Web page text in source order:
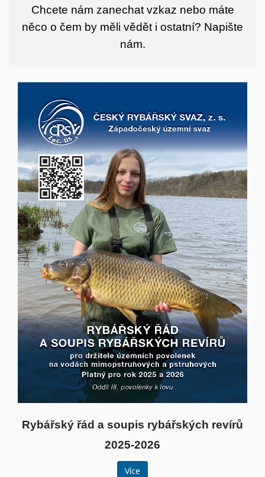
Chcete nám zanechat vzkaz nebo máte
něco o čem by měli vědět i ostatní? Napište
nám.
Rybářský řád a soupis rybářských revírů
2025-2026
Více